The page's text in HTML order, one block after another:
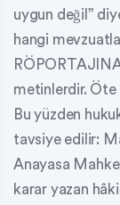
uygun değil”
hangi
metinlerdir. Öte
Bu yüzden
tavsiye edilir:
Anayasa
karar yazan